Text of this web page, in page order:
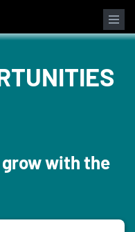
with the